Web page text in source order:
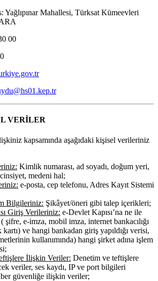
Yağlıpınar Mahallesi, Türksat Kümeevleri
00
VERİLER
kapsamında aşağıdaki kişisel verileriniz
Kimlik numarası, ad soyadı, doğum yeri,
medeni hal;
e-posta, cep telefonu, Adres Kayıt Sistemi
Bilgileriniz: Şikâyet/öneri gibi talep içerikleri;
Giriş Verileriniz: e-Devlet Kapısı’na ne ile
( şifre, e-imza, mobil imza, internet bankacılığı
ve hangi bankadan giriş yapıldığı verisi,
kullanımında) hangi şirket adına işlem
İlişkin Veriler: Denetim ve teftişlere
veriler, ses kaydı, IP ve port bilgileri
güvenliğe ilişkin veriler;